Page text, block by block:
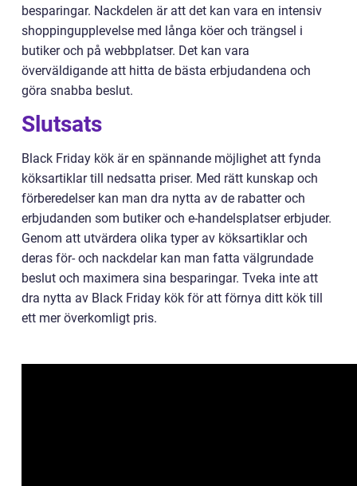
besparingar. Nackdelen är att det kan vara en intensiv
shoppingupplevelse med långa köer och trängsel i
butiker och på webbplatser. Det kan vara
överväldigande att hitta de bästa erbjudandena och
göra snabba beslut.
Slutsats
Black Friday kök är en spännande möjlighet att fynda
köksartiklar till nedsatta priser. Med rätt kunskap och
förberedelser kan man dra nytta av de rabatter och
erbjudanden som butiker och e-handelsplatser erbjuder.
Genom att utvärdera olika typer av köksartiklar och
deras för- och nackdelar kan man fatta välgrundade
beslut och maximera sina besparingar. Tveka inte att
dra nytta av Black Friday kök för att förnya ditt kök till
ett mer överkomligt pris.